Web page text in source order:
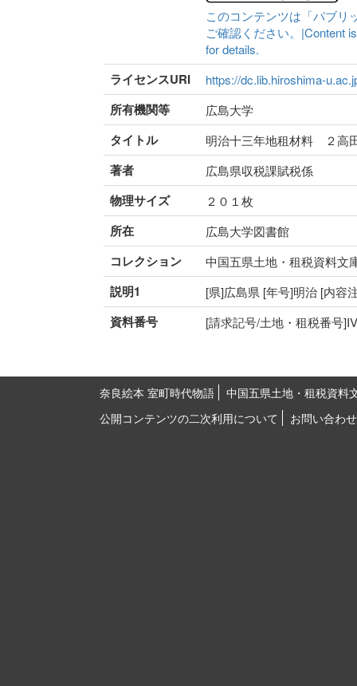
このコンテンツは「パブリ
ご確認ください。|Content
for details.
ライセンスURI https://dc.lib.hiroshima-
所有機関等 広島大学
タイトル 明治十三年地租材料 ２高
著者 広島県収税課賦税係
物理サイズ ２０１枚
所在 広島大学図書館
コレクション 中国五県土地・租税資料文
説明1 [県]広島県 [年号]明治 [内容
資料番号 [請求記号/土地・租税番号
奈良絵本 室町時代物語
中国五県土地・租税資料
公開コンテンツの二次利用について
お問い合わせ